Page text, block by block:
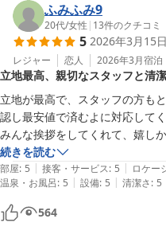
ふみふみ9
20代/女性 | 13件のクチコミ
5 2026年3月15日
レジャー 恋人 2026年3月宿泊
立地最高、親切なスタッフと清
立地が最高で、スタッフの方も
認し最安値で済むよに対応して
みんな挨拶をしてくれて、嬉し
た。2人で宿泊したので、テーブ
した。
また利用させていただきます。
続きを読む
部屋: 5 | 接客・サービス: 5 | ロケー
温泉・お風呂: 5 | 設備: 5 | 清潔さ: 5
564